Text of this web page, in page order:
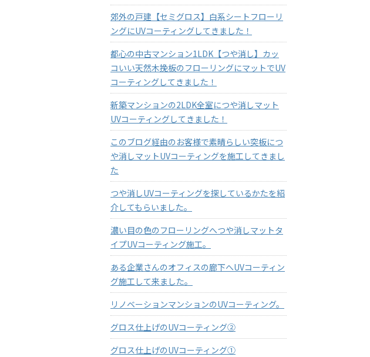
郊外の戸建【セミグロス】白系シートフローリ
ングにUVコーティングしてきました！
都心の中古マンション1LDK【つや消し】カッ
コいい天然木挽板のフローリングにマットでUV
コーティングしてきました！
新築マンションの2LDK全室につや消しマット
UVコーティングしてきました！
このブログ経由のお客様で素晴らしい突板につ
や消しマットUVコーティングを施工してきまし
た
つや消しUVコーティングを探しているかたを紹
介してもらいました。
濃い目の色のフローリングへつや消しマットタ
イプUVコーティング施工。
ある企業さんのオフィスの廊下へUVコーティン
グ施工して来ました。
リノベーションマンションのUVコーティング。
グロス仕上げのUVコーティング②
グロス仕上げのUVコーティング①